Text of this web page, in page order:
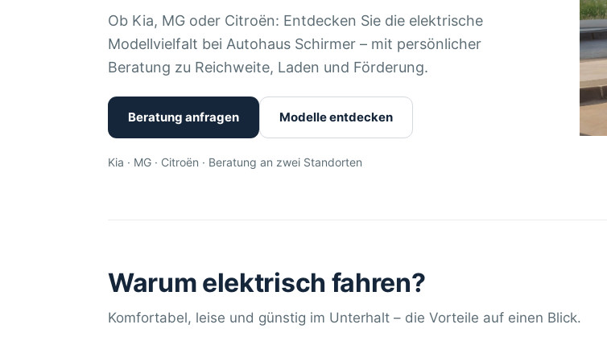
Ob Kia, MG oder Citroën: Entdecken Sie die elektrische
Modellvielfalt bei Autohaus Schirmer – mit persönlicher
Beratung zu Reichweite, Laden und Förderung.
Beratung anfragen Modelle entdecken
Kia · MG · Citroën · Beratung an zwei Standorten
Warum elektrisch fahren?
Komfortabel, leise und günstig im Unterhalt – die Vorteile auf einen Blick.